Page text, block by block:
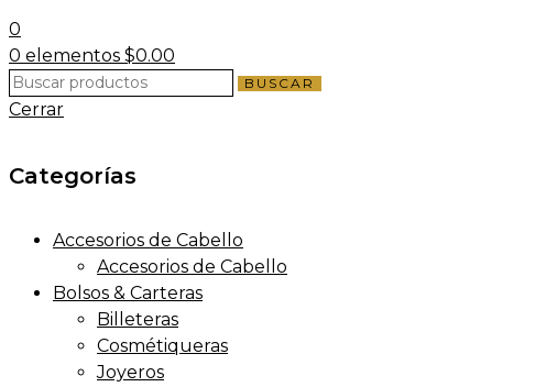
0
0 elementos $0.00
BUSCAR
Cerrar
Categorías
Accesorios de Cabello
Accesorios de Cabello
Bolsos & Carteras
Billeteras
Cosmétiqueras
Joyeros